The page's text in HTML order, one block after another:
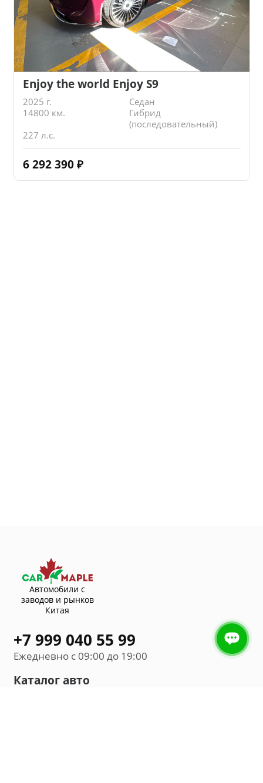
Enjoy the world Enjoy S9
2025 г.
Седан
14800 км.
Гибрид
(последовательный)
227 л.с.
6 292 390 ₽
Автомобили с
заводов и рынков
Китая
+7 999 040 55 99
Ежедневно с 09:00 до 19:00
Каталог авто